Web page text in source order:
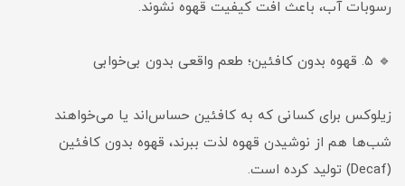
رسوبات آب، باعث افت کیفیت قهوه نشوند.
🔹 ۵. قهوه بدون کافئین؛ طعم واقعی بدون بی‌خوابی
زیلوکس برای کسانی که به کافئین حساس‌اند یا می‌خواهند
شب‌ها هم از نوشیدن قهوه لذت ببرند، قهوه بدون کافئین
(Decaf) تولید کرده است.